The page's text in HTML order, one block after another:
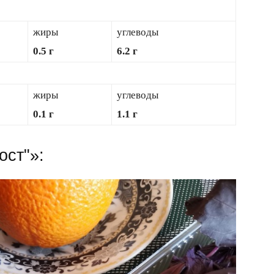
жиры
0.5 г
углеводы
6.2 г
жиры
0.1 г
углеводы
1.1 г